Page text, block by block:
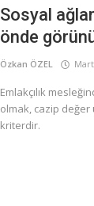
Sosyal
önde
Özkan ÖZEL Mart
Emlakçılık
olmak, cazip
kriterdir.